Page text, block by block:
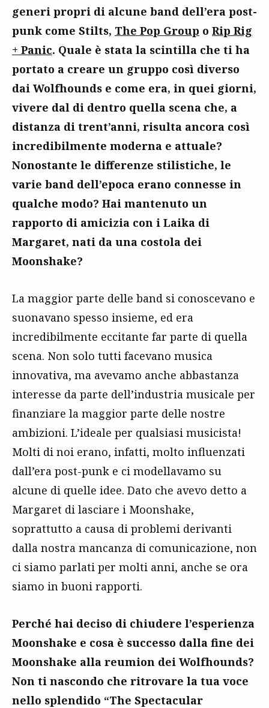
generi propri di alcune band dell’era post-
punk come Stilts, The Pop Group o Rip Rig
+ Panic. Quale è stata la scintilla che ti ha
portato a creare un gruppo così diverso
dai Wolfhounds e come era, in quei giorni,
vivere dal di dentro quella scena che, a
distanza di trent’anni, risulta ancora così
incredibilmente moderna e attuale?
Nonostante le differenze stilistiche, le
varie band dell’epoca erano connesse in
qualche modo? Hai mantenuto un
rapporto di amicizia con i Laika di
Margaret, nati da una costola dei
Moonshake?
La maggior parte delle band si conoscevano e
suonavano spesso insieme, ed era
incredibilmente eccitante far parte di quella
scena. Non solo tutti facevano musica
innovativa, ma avevamo anche abbastanza
interesse da parte dell’industria musicale per
finanziare la maggior parte delle nostre
ambizioni. L’ideale per qualsiasi musicista!
Molti di noi erano, infatti, molto influenzati
dall’era post-punk e ci modellavamo su
alcune di quelle idee. Dato che avevo detto a
Margaret di lasciare i Moonshake,
soprattutto a causa di problemi derivanti
dalla nostra mancanza di comunicazione, non
ci siamo parlati per molti anni, anche se ora
siamo in buoni rapporti.
Perché hai deciso di chiudere l’esperienza
Moonshake e cosa è successo dalla fine dei
Moonshake alla reumion dei Wolfhounds?
Non ti nascondo che ritrovare la tua voce
nello splendido “The Spectacular